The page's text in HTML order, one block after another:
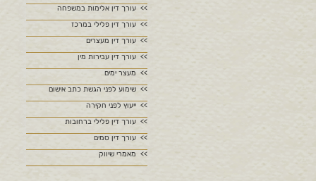
עורך דין אלימות במשפחה
עורך דין פלילי במרכז
עורך דין מעצרים
עורך דין עבירות מין
מעצר ימים
שימוע לפני הגשת כתב אישום
ייעוץ לפני חקירה
עורך דין פלילי ברחובות
עורך דין סמים
מאמרי שיווק